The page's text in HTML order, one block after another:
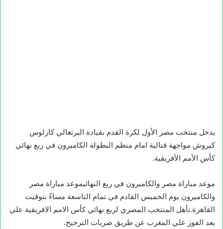
يدخل منتخب مصر الأول لكرة القدم بقيادة البرتغالي كارلوس
كيروش مواجهة قتالية امام منظم البطولة الكاميرون في ربع نهائي
كأس الأمم الأفريقية.
موعد مباراة مصر والكاميرون في ربع النهائيموعد مباراة مصر
والكاميرون يوم الخميس القادم في تمام التاسعة مساءً بتوقيت
القاهرة.تأهل المنتخب المصري لربع نهائي كأس الامم الافريقية علي
بعد الفوز علي المغرب عن طريق ضربات الترجيح.